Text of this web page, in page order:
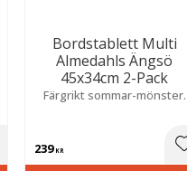
till i favoriter
Bordstablett Multi
Almedahls Ängsö
45x34cm 2-Pack
Färgrikt sommar-mönster.
239KR